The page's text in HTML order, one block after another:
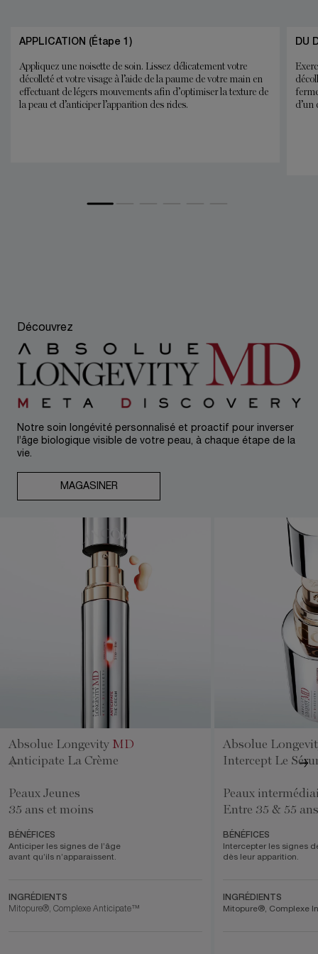
APPLICATION (Étape 1)
Appliquez une noisette de soin. Lissez délicatement votre
décolleté et votre visage à l’aide de la paume de votre main en
effectuant de légers mouvements afin d’optimiser la texture de
la peau et d’anticiper l’apparition des rides.
DU
d’un
Découvrez
Notre soin longévité personnalisé et proactif pour inverser
l’âge biologique visible de votre peau, à chaque étape de la
vie.
MAGASINER
Absolue Longevity MD
Anticipate La Crème
Peaux Jeunes
35 ans et moins
BÉNÉFICES
Anticiper les signes de l’âge
avant qu’ils n’apparaissent.
INGRÉDIENTS
Mitopure®, Complexe Anticipate™
Absolue
Intercept Le
Peaux
Entre 35 & 55 ans
BÉNÉFICES
Intercepter les signes
dès leur apparition.
INGRÉDIENTS
Mitopure®, Complexe